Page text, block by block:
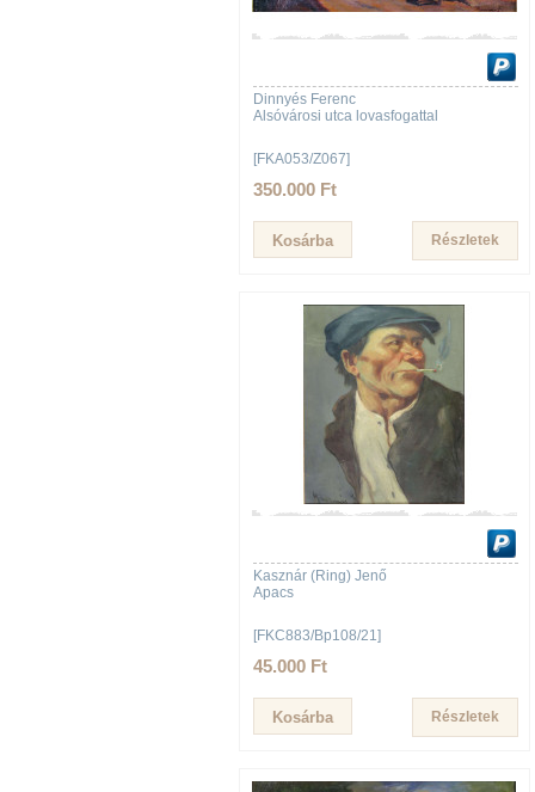
Dinnyés Ferenc
Alsóvárosi utca lovasfogattal
[FKA053/Z067]
350.000 Ft
Részletek
Kasznár (Ring) Jenő
Apacs
[FKC883/Bp108/21]
45.000 Ft
Részletek